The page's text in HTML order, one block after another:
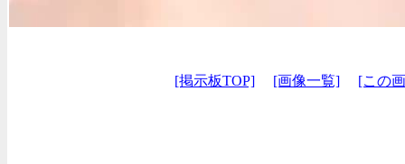
[掲示板TOP] [画像一覧] [この